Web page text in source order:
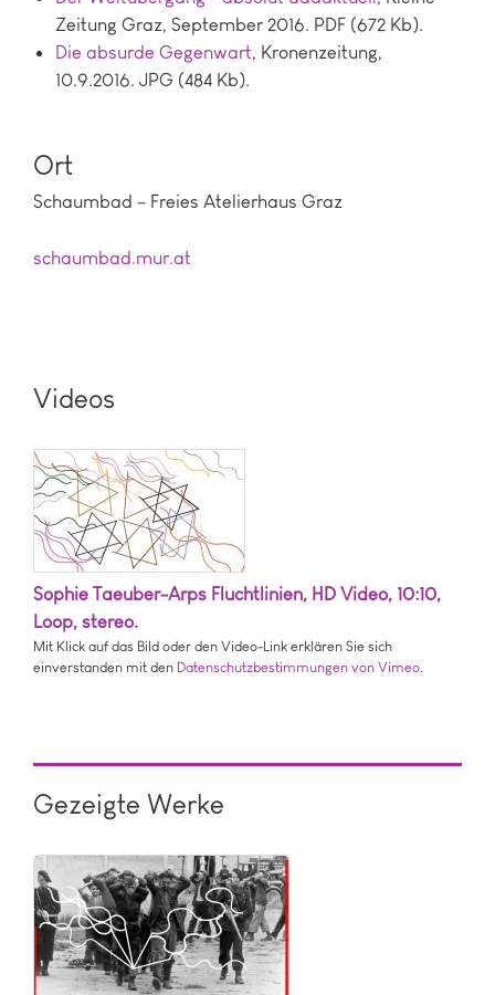
Zeitung Graz, September 2016. PDF (672 Kb).
Die absurde Gegenwart, Kronenzeitung,
10.9.2016. JPG (484 Kb).
Ort
Schaumbad – Freies Atelierhaus Graz
schaumbad.mur.at
Videos
Sophie Taeuber-Arps Fluchtlinien, HD Video, 10:10,
Loop, stereo.
Mit Klick auf das Bild oder den Video-Link erklären Sie sich
einverstanden mit den Datenschutzbestimmungen von Vimeo.
Gezeigte Werke